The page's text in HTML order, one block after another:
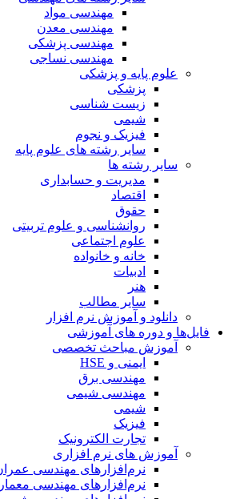
مهندسی مواد
مهندسی معدن
مهندسی پزشکی
مهندسی نساجی
علوم پایه و پزشکی
پزشکی
زیست شناسی
شیمی
فیزیک و نجوم
سایر رشته های علوم پایه
سایر رشته ها
مدیریت و حسابداری
اقتصاد
حقوق
روانشناسی و علوم تربیتی
علوم اجتماعی
خانه و خانواده
ادبیات
هنر
سایر مطالب
دانلود و آموزش نرم افزار
فایل‌ها و دوره های آموزشی
آموزش مباحث تخصصی
ایمنی و HSE
مهندسی برق
مهندسی شیمی
شیمی
فیزیک
تجارت الکترونیک
آموزش های نرم افزاری
نرم‌افزارهای مهندسی عمران
نرم‌افزارهای مهندسی معماری